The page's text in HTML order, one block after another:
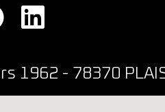
1962 - 78370